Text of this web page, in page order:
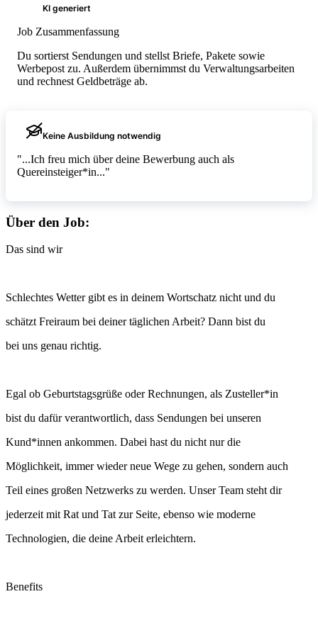
KI generiert
Job Zusammenfassung
Du sortierst Sendungen und stellst Briefe, Pakete sowie
Werbepost zu. Außerdem übernimmst du Verwaltungsarbeiten
und rechnest Geldbeträge ab.
Keine Ausbildung notwendig
"...Ich freu mich über deine Bewerbung auch als
Quereinsteiger*in..."
Über den Job:
Das sind wir
Schlechtes Wetter gibt es in deinem Wortschatz nicht und du
schätzt Freiraum bei deiner täglichen Arbeit? Dann bist du
bei uns genau richtig.
Egal ob Geburtstagsgrüße oder Rechnungen, als Zusteller*in
bist du dafür verantwortlich, dass Sendungen bei unseren
Kund*innen ankommen. Dabei hast du nicht nur die
Möglichkeit, immer wieder neue Wege zu gehen, sondern auch
Teil eines großen Netzwerks zu werden. Unser Team steht dir
jederzeit mit Rat und Tat zur Seite, ebenso wie moderne
Technologien, die deine Arbeit erleichtern.
Benefits